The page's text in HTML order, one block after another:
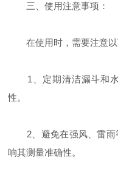
三、使用注意事项：
在使用时，需要注意以
1、定期清洁漏斗和水
性。
2、避免在强风、雷雨
响其测量准确性。